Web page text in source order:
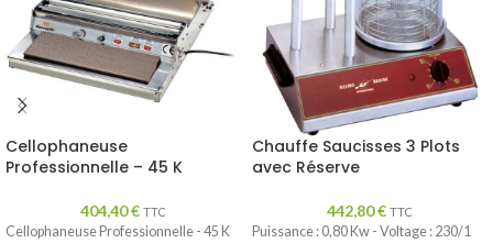
Cellophaneuse
Professionnelle – 45 K
404,40€ TTC
Cellophaneuse Professionnelle - 45 K
Chauffe Saucisses 3 Plots
avec Réserve
442,80€ TTC
Puissance : 0,80 Kw - Voltage : 230/1